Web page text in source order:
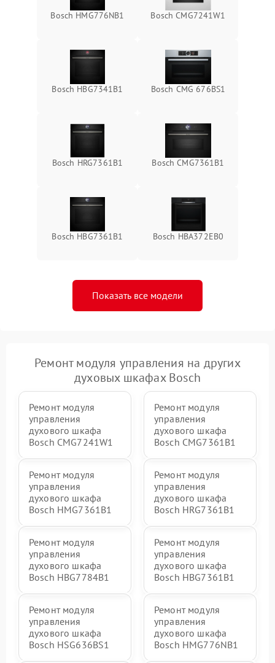
Bosch HMG776NB1 Bosch CMG7241W1
Bosch HBG7341B1 Bosch CMG 676BS1
Bosch HRG7361B1 Bosch CMG7361B1
Bosch HBG7361B1 Bosch HBA372EB0
Показать все модели
Ремонт модуля управления на других
духовых шкафах Bosch
Ремонт модуля
управления
духового шкафа
Bosch CMG7241W1
Ремонт модуля
управления
духового шкафа
Bosch CMG7361B1
Ремонт модуля
управления
духового шкафа
Bosch HMG7361B1
Ремонт модуля
управления
духового шкафа
Bosch HRG7361B1
Ремонт модуля
управления
духового шкафа
Bosch HBG7784B1
Ремонт модуля
управления
духового шкафа
Bosch HBG7361B1
Ремонт модуля
управления
духового шкафа
Bosch HSG636BS1
Ремонт модуля
управления
духового шкафа
Bosch HMG776NB1